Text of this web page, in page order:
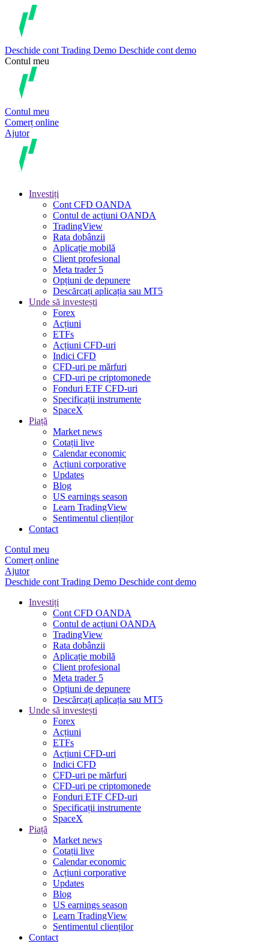
Deschide cont Trading Demo Deschide cont demo
Contul meu
Contul meu
Comerț online
Ajutor
Investiți
Cont CFD OANDA
Contul de acțiuni OANDA
TradingView
Rata dobânzii
Aplicație mobilă
Client profesional
Meta trader 5
Opțiuni de depunere
Descărcați aplicația sau MT5
Unde să investești
Forex
Acțiuni
ETFs
Acțiuni CFD-uri
Indici CFD
CFD-uri pe mărfuri
CFD-uri pe criptomonede
Fonduri ETF CFD-uri
Specificații instrumente
SpaceX
Piață
Market news
Cotații live
Calendar economic
Acțiuni corporative
Updates
Blog
US earnings season
Learn TradingView
Sentimentul clienților
Contact
Contul meu
Comerț online
Ajutor
Deschide cont Trading Demo Deschide cont demo
Investiți
Cont CFD OANDA
Contul de acțiuni OANDA
TradingView
Rata dobânzii
Aplicație mobilă
Client profesional
Meta trader 5
Opțiuni de depunere
Descărcați aplicația sau MT5
Unde să investești
Forex
Acțiuni
ETFs
Acțiuni CFD-uri
Indici CFD
CFD-uri pe mărfuri
CFD-uri pe criptomonede
Fonduri ETF CFD-uri
Specificații instrumente
SpaceX
Piață
Market news
Cotații live
Calendar economic
Acțiuni corporative
Updates
Blog
US earnings season
Learn TradingView
Sentimentul clienților
Contact